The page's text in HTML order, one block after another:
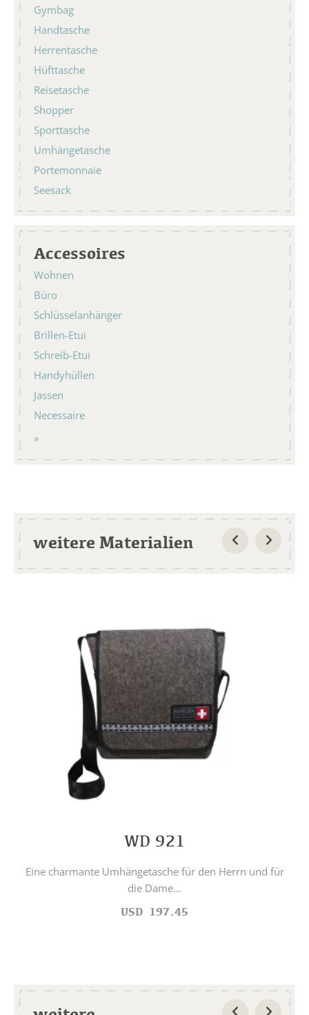
Gymbag
Handtasche
Herrentasche
Hüfttasche
Reisetasche
Shopper
Sporttasche
Umhängetasche
Portemonnaie
Seesack
Accessoires
Wohnen
Büro
Schlüsselanhänger
Brillen-Etui
Schreib-Etui
Handyhüllen
Jassen
Necessaire
weitere Materialien
WD 921
Eine charmante Umhängetasche für den Herrn und für
die Dame...
USD 197.45